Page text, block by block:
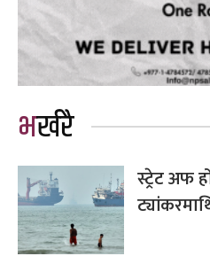
भर्खरै
स्ट्रेट अफ